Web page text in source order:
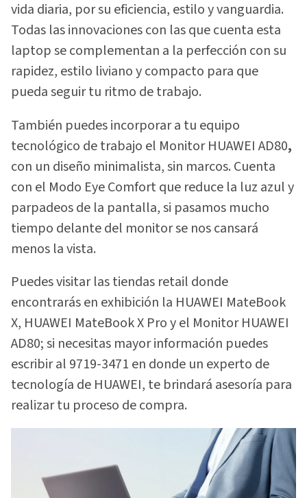
vida diaria, por su eficiencia, estilo y vanguardia.
Todas las innovaciones con las que cuenta esta
laptop se complementan a la perfección con su
rapidez, estilo liviano y compacto para que
pueda seguir tu ritmo de trabajo.
También puedes incorporar a tu equipo
tecnológico de trabajo el Monitor HUAWEI AD80,
con un diseño minimalista, sin marcos. Cuenta
con el Modo Eye Comfort que reduce la luz azul y
parpadeos de la pantalla, si pasamos mucho
tiempo delante del monitor se nos cansará
menos la vista.
Puedes visitar las tiendas retail donde
encontrarás en exhibición la HUAWEI MateBook
X, HUAWEI MateBook X Pro y el Monitor HUAWEI
AD80; si necesitas mayor información puedes
escribir al 9719-3471 en donde un experto de
tecnología de HUAWEI, te brindará asesoría para
realizar tu proceso de compra.